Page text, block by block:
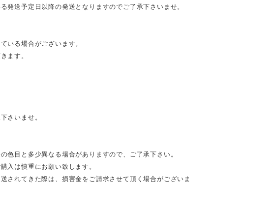
発送予定日以降の発送となりますのでご了承下さいませ。
いる場合がございます。
ます。
さいませ。
目と多少異なる場合がありますので、ご了承下さい。
入は慎重にお願い致します。
れてきた際は、損害金をご請求させて頂く場合がございま